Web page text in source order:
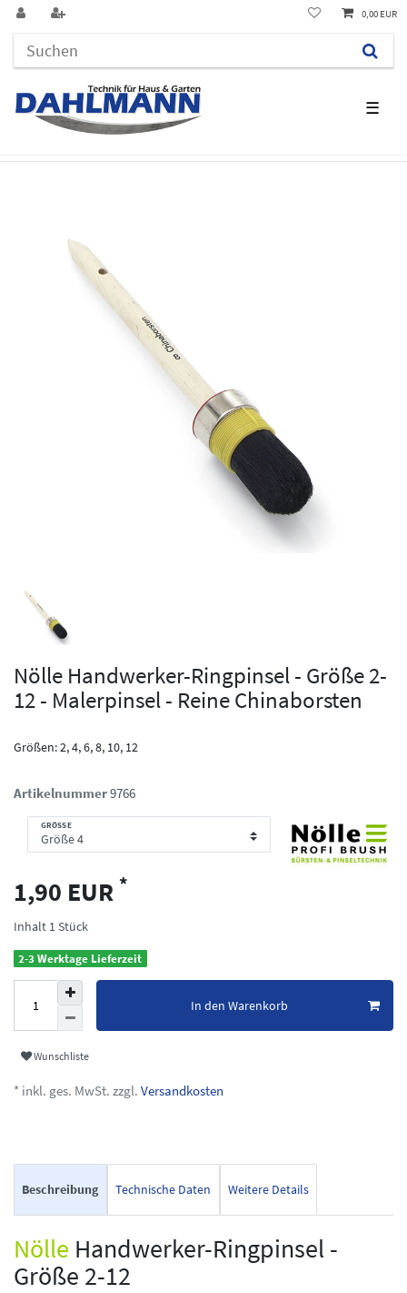
☰
0,00 EUR
Nölle Handwerker-Ringpinsel - Größe 2-
12 - Malerpinsel - Reine Chinaborsten
Größen: 2, 4, 6, 8, 10, 12
Artikelnummer9766
GRÖSSE
1,90 EUR *
Inhalt 1Stück
2-3 Werktage Lieferzeit
In den Warenkorb
Wunschliste
* inkl. ges. MwSt. zzgl. Versandkosten
Beschreibung Technische Daten Weitere Details
Nölle Handwerker-Ringpinsel -
Größe 2-12